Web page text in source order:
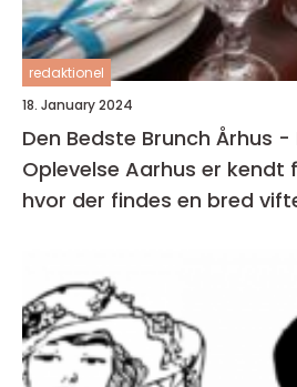
redaktionel
18. January 2024
Den Bedste Brunch Århus -
Oplevelse Aarhus er kendt
hvor der findes en bred